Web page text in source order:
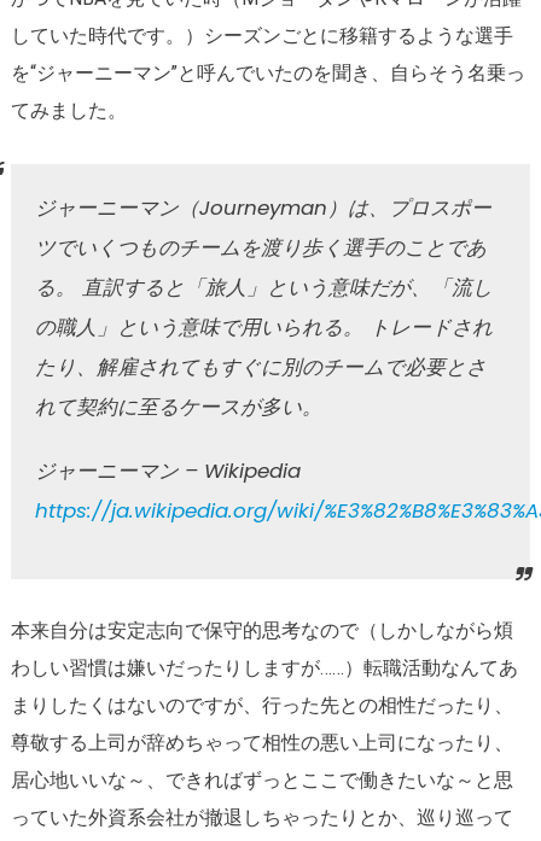
していた時代です。）シーズンごとに移籍するような選手
を“ジャーニーマン”と呼んでいたのを聞き、自らそう名乗っ
てみました。
ジャーニーマン（Journeyman）は、プロスポー
ツでいくつものチームを渡り歩く選手のことであ
る。 直訳すると「旅人」という意味だが、「流し
の職人」という意味で用いられる。 トレードされ
たり、解雇されてもすぐに別のチームで必要とさ
れて契約に至るケースが多い。
ジャーニーマン – Wikipedia
https://ja.wikipedia.org/wiki/
本来自分は安定志向で保守的思考なので（しかしながら煩
わしい習慣は嫌いだったりしますが……）転職活動なんてあ
まりしたくはないのですが、行った先との相性だったり、
尊敬する上司が辞めちゃって相性の悪い上司になったり、
居心地いいな～、できればずっとここで働きたいな～と思
っていた外資系会社が撤退しちゃったりとか、巡り巡って